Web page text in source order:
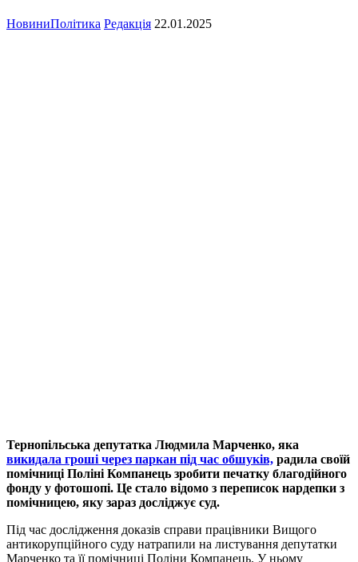
НовиниПолітика Редакція 22.01.2025
Тернопільська депутатка Людмила Марченко, яка
викидала гроші через паркан під час обшуків, радила своїй
помічниці Поліні Компанець зробити печатку благодійного
фонду у фотошопі. Це стало відомо з переписок нардепки з
помічницею, яку зараз досліджує суд.
Під час дослідження доказів справи працівники Вищого
антикорупційного суду натрапили на листування депутатки
Марченко та її помічниці Поліни Компанець. У ньому